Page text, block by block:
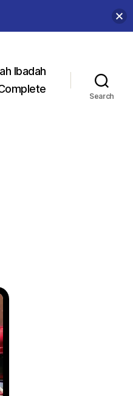
Ibadah
Search